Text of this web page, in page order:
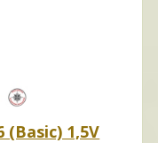
(Basic) 1,5V